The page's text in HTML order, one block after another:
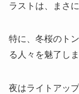
ラストは、まさ
特に、冬桜のト
る人々を魅了しま
夜はライトアッ